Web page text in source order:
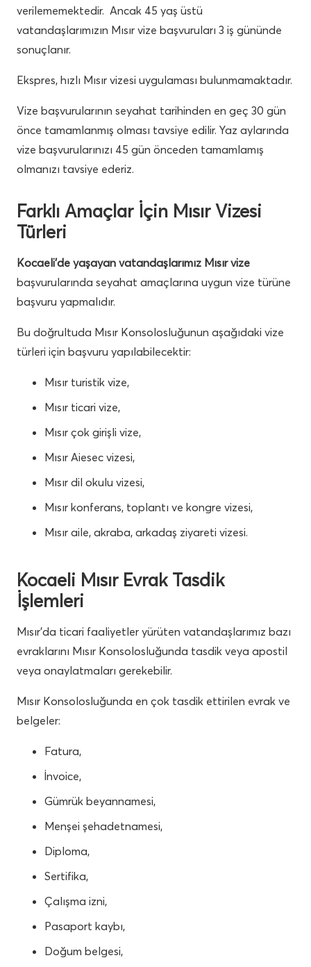
verilememektedir. Ancak 45 yaş üstü
vatandaşlarımızın Mısır vize başvuruları 3 iş gününde
sonuçlanır.
Ekspres, hızlı Mısır vizesi uygulaması bulunmamaktadır.
Vize başvurularının seyahat tarihinden en geç 30 gün
önce tamamlanmış olması tavsiye edilir. Yaz aylarında
vize başvurularınızı 45 gün önceden tamamlamış
olmanızı tavsiye ederiz.
Farklı Amaçlar İçin Mısır Vizesi
Türleri
Kocaeli’de yaşayan vatandaşlarımız Mısır vize
başvurularında seyahat amaçlarına uygun vize türüne
başvuru yapmalıdır.
Bu doğrultuda Mısır Konsolosluğunun aşağıdaki vize
türleri için başvuru yapılabilecektir:
Mısır turistik vize,
Mısır ticari vize,
Mısır çok girişli vize,
Mısır Aiesec vizesi,
Mısır dil okulu vizesi,
Mısır konferans, toplantı ve kongre vizesi,
Mısır aile, akraba, arkadaş ziyareti vizesi.
Kocaeli Mısır Evrak Tasdik
İşlemleri
Mısır’da ticari faaliyetler yürüten vatandaşlarımız bazı
evraklarını Mısır Konsolosluğunda tasdik veya apostil
veya onaylatmaları gerekebilir.
Mısır Konsolosluğunda en çok tasdik ettirilen evrak ve
belgeler:
Fatura,
İnvoice,
Gümrük beyannamesi,
Menşei şehadetnamesi,
Diploma,
Sertifika,
Çalışma izni,
Pasaport kaybı,
Doğum belgesi,